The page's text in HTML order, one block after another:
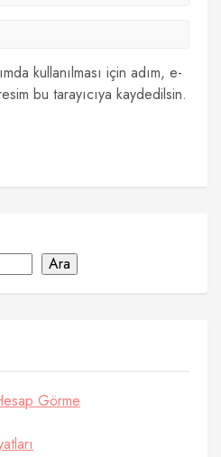
kullanılması için adım, e-
bu tarayıcıya kaydedilsin.
Ara
Görme